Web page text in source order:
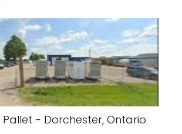
- Dorchester, Ontario